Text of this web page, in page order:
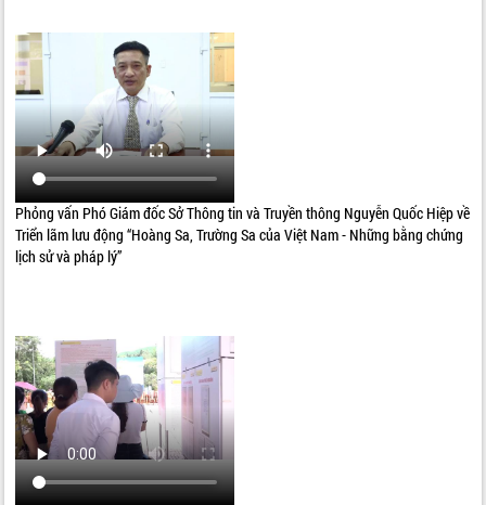
Phỏng vấn Phó Giám đốc Sở Thông tin và Truyền thông Nguyễn Quốc Hiệp về
Triển lãm lưu động “Hoàng Sa, Trường Sa của Việt Nam - Những bằng chứng
lịch sử và pháp lý”